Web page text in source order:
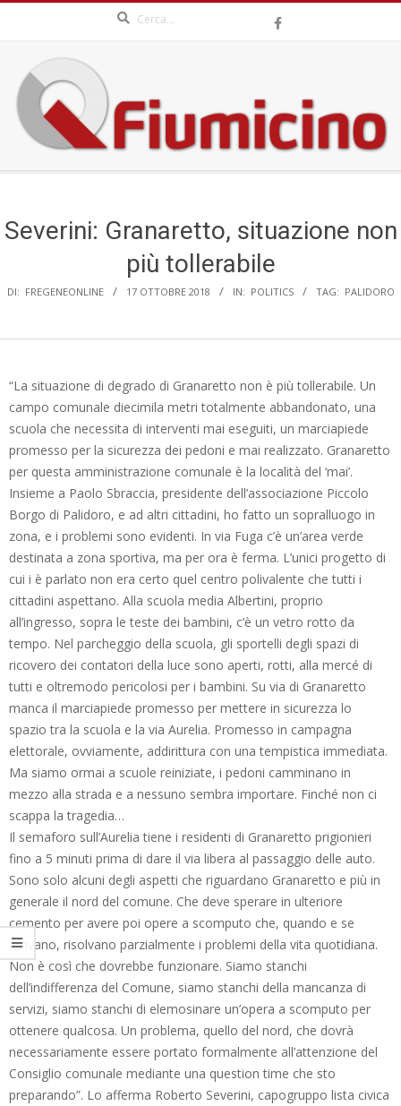
content
QFIUMICINO.COM
Menu
Severini: Granaretto, situazione non
più tollerabile
DI: FREGENEONLINE 17 OTTOBRE 2018 IN: POLITICS TAG: PALIDORO
“La situazione di degrado di Granaretto non è più tollerabile. Un
campo comunale diecimila metri totalmente abbandonato, una
scuola che necessita di interventi mai eseguiti, un marciapiede
promesso per la sicurezza dei pedoni e mai realizzato. Granaretto
per questa amministrazione comunale è la località del ‘mai’.
Insieme a Paolo Sbraccia, presidente dell’associazione Piccolo
Borgo di Palidoro, e ad altri cittadini, ho fatto un sopralluogo in
zona, e i problemi sono evidenti. In via Fuga c’è un’area verde
destinata a zona sportiva, ma per ora è ferma. L’unici progetto di
cui i è parlato non era certo quel centro polivalente che tutti i
cittadini aspettano. Alla scuola media Albertini, proprio
all’ingresso, sopra le teste dei bambini, c’è un vetro rotto da
tempo. Nel parcheggio della scuola, gli sportelli degli spazi di
ricovero dei contatori della luce sono aperti, rotti, alla mercé di
tutti e oltremodo pericolosi per i bambini. Su via di Granaretto
manca il marciapiede promesso per mettere in sicurezza lo
spazio tra la scuola e la via Aurelia. Promesso in campagna
elettorale, ovviamente, addirittura con una tempistica immediata.
Ma siamo ormai a scuole reiniziate, i pedoni camminano in
mezzo alla strada e a nessuno sembra importare. Finché non ci
scappa la tragedia…
Il semaforo sull’Aurelia tiene i residenti di Granaretto prigionieri
fino a 5 minuti prima di dare il via libera al passaggio delle auto.
Sono solo alcuni degli aspetti che riguardano Granaretto e più in
generale il nord del comune. Che deve sperare in ulteriore
cemento per avere poi opere a scomputo che, quando e se
arrivano, risolvano parzialmente i problemi della vita quotidiana.
Non è così che dovrebbe funzionare. Siamo stanchi
dell’indifferenza del Comune, siamo stanchi della mancanza di
servizi, siamo stanchi di elemosinare un’opera a scomputo per
ottenere qualcosa. Un problema, quello del nord, che dovrà
necessariamente essere portato formalmente all’attenzione del
Consiglio comunale mediante una question time che sto
preparando”. Lo afferma Roberto Severini, capogruppo lista civica